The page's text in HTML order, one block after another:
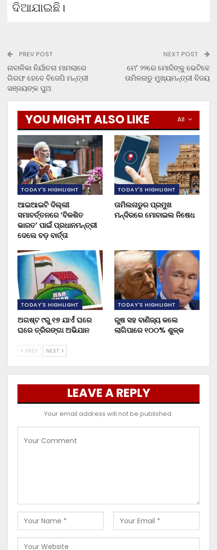
ଦିଆଯାଇଛି।
PREV POST
ନାବାଳିକା ନିର୍ଯାତନା ମାମଲାରେ
ଗିରଫ ହେବେ ବିଜେପି ମନ୍ତ୍ରୀ
ସଞ୍ଜୟଙ୍କ ପୁଅ
NEXT POST
ମେ’ ୨୨ରେ ମୋଦିଙ୍କୁ ଭେଟିବେ
ତାମିଳନାଡୁ ମୁଖ୍ୟମନ୍ତ୍ରୀ ବିଜୟ
All
YOU MIGHT ALSO LIKE
TODAY'S HIGHLIGHT
ଆଇଆଇଟି ଦିଲ୍ଲୀ
ସମାବର୍ତ୍ତନରେ ‘ବିକଶିତ
ଭାରତ’ ପାଇଁ ପ୍ରଧାନମନ୍ତ୍ରୀ
ଦେଲେ ବଡ଼ ବାର୍ତ୍ତା
TODAY'S HIGHLIGHT
ତାମିଲନାଡୁର ପ୍ରମୁଖ
ମନ୍ଦିରରେ ମୋବାଇଲ ନିଷେଧ
TODAY'S HIGHLIGHT
ଅଗଷ୍ଟ ୯ରୁ ୧୭ ଯାଏଁ ଘରେ
ଘରେ ତ୍ରିରଙ୍ଗା ଅଭିଯାନ
TODAY'S HIGHLIGHT
ରୁଷ ସହ ବାଣିଜ୍ୟ କଲେ
ଲାଗିପାରେ ୧୦୦% ଶୁଳ୍କ
PREV NEXT
LEAVE A REPLY
Your email address will not be published.